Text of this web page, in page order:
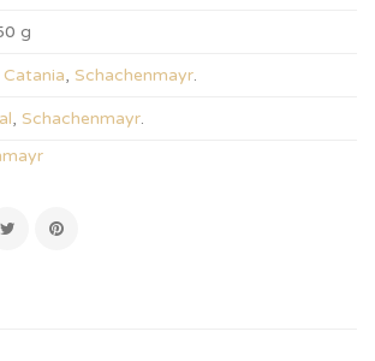
g
Catania, Schachenmayr.
, Schachenmayr.